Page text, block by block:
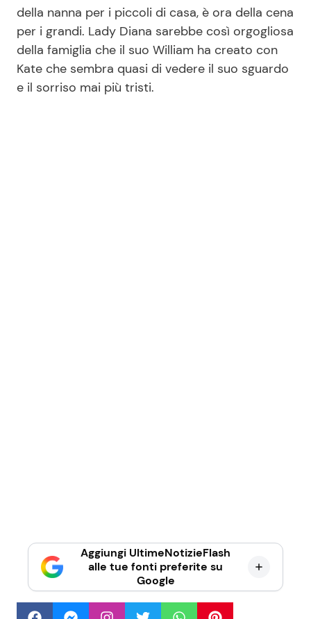
della nanna per i piccoli di casa, è ora della cena
per i grandi. Lady Diana sarebbe così orgogliosa
della famiglia che il suo William ha creato con
Kate che sembra quasi di vedere il suo sguardo
e il sorriso mai più tristi.
Aggiungi UltimeNotizieFlash
alle tue fonti preferite su
Google